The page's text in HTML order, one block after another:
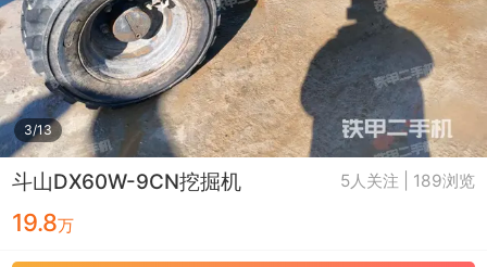
3/13
斗山DX60W-9CN挖掘机 5人关注 | 189浏览
19.8万
示
您
同
意
《隐
私
政
策》
铁甲龙总部 4000099032 认证经纪人